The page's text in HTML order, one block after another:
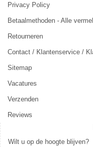
Privacy Policy
Betaalmethoden - Alle
Retourneren
Contact / Klantenservice /
Sitemap
Vacatures
Verzenden
Reviews
Wilt u op de hoogte blijven?